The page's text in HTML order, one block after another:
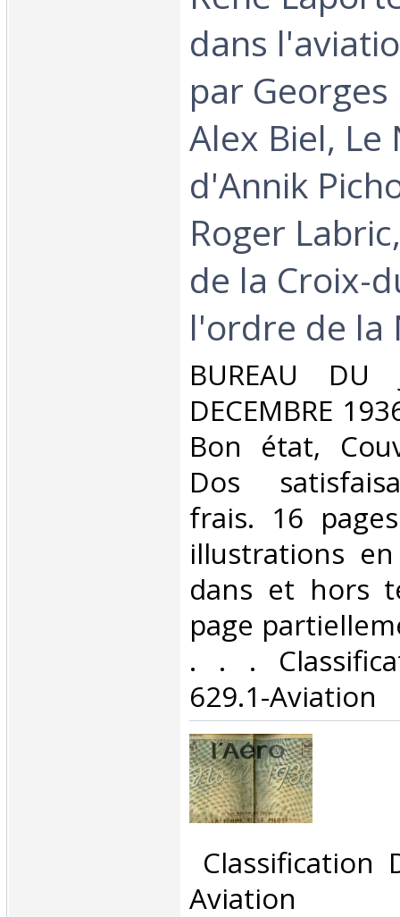
dans
par
Alex Biel, Le
d'Annik
Roger
de la Croix-
l'ordre de la
‎BUREAU DU
DECEMBRE
Bon état,
Dos
frais. 16
illustrations
dans et hors
page
. . .
629.1-Aviation‎
Classification
Aviation‎